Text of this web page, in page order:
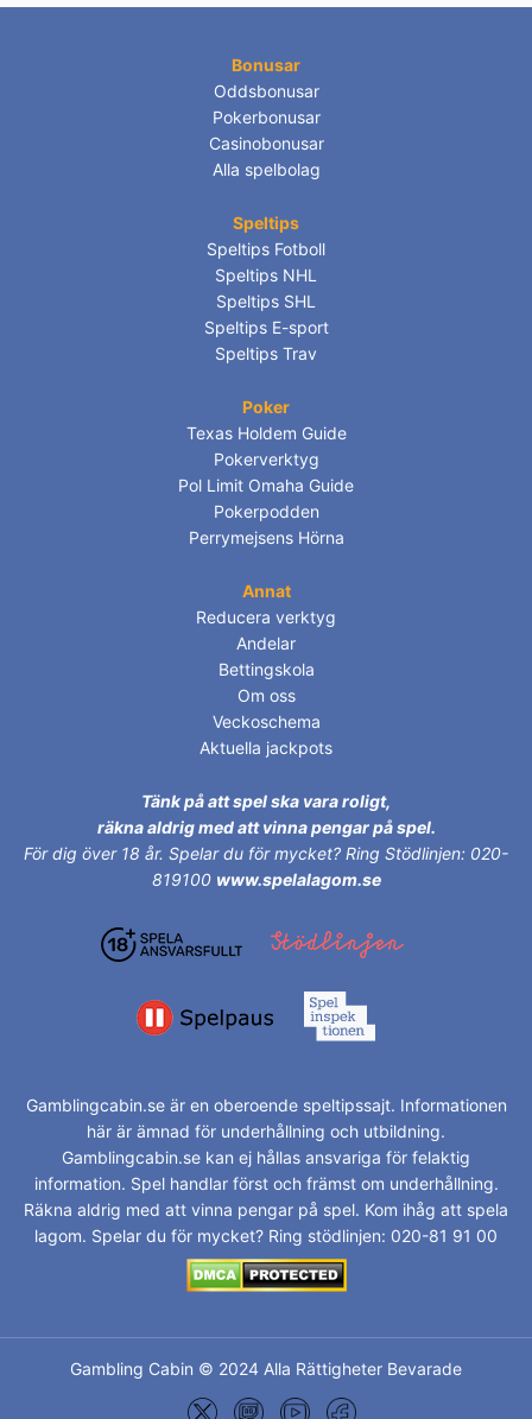
Bonusar
Oddsbonusar
Pokerbonusar
Casinobonusar
Alla spelbolag
Speltips
Speltips Fotboll
Speltips NHL
Speltips SHL
Speltips E-sport
Speltips Trav
Poker
Texas Holdem Guide
Pokerverktyg
Pol Limit Omaha Guide
Pokerpodden
Perrymejsens Hörna
Annat
Reducera verktyg
Andelar
Bettingskola
Om oss
Veckoschema
Aktuella jackpots
Tänk på att spel ska vara roligt,
räkna aldrig med att vinna pengar på spel.
För dig över 18 år. Spelar du för mycket? Ring Stödlinjen: 020-
819100 www.spelalagom.se
Gamblingcabin.se är en oberoende speltipssajt. Informationen
här är ämnad för underhållning och utbildning.
Gamblingcabin.se kan ej hållas ansvariga för felaktig
information. Spel handlar först och främst om underhållning.
Räkna aldrig med att vinna pengar på spel. Kom ihåg att spela
lagom. Spelar du för mycket? Ring stödlinjen: 020-81 91 00
Gambling Cabin © 2024 Alla Rättigheter Bevarade